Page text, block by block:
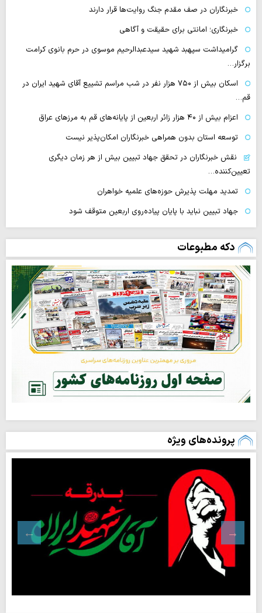
خبرنگاران در صف مقدم جنگ روایت‌ها قرار دارند
خبرنگاری؛ امانتی برای حقیقت و آگاهی
گرامیداشت سپهبد شهید سیدعبدالرحیم موسوی در حرم بانوی کرامت
برگزار…
اسکان بیش از ۷۵۰ هزار نفر در شب مراسم تشییع آقای شهید ایران در
قم…
اعزام بیش از ۴۰ هزار زائر اربعین از پایانه‌های قم به مرزهای عراق
توسعه استان بدون همراهی خبرنگاران امکان‌پذیر نیست
نقش خبرنگاران در تحقق جهاد تبیین بیش از هر زمان دیگری
تعیین‌کننده…
تمدید مهلت پذیرش حوزه‌های علمیه خواهران
جهاد تبیین نباید با پایان پیاده‌روی اربعین متوقف شود
دکه مطبوعات
پرونده‌های ویژه